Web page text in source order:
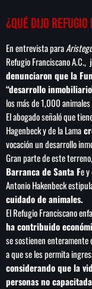
¿Qué dijo
En entrevista para
Refugio Franciscano A.C.,
denunciaron que la
“desarrollo
los más de 1,000
El abogado señaló que
Hagenbeck y de la Lama
vocación un desarrollo
Gran parte de este
Barranca de Santa Fe
Antonio Hakenbeck
cuidado de animales.
El Refugio Franciscano
ha contribuido
se sostienen enteramente
a que se les permita
considerando que la
personas no